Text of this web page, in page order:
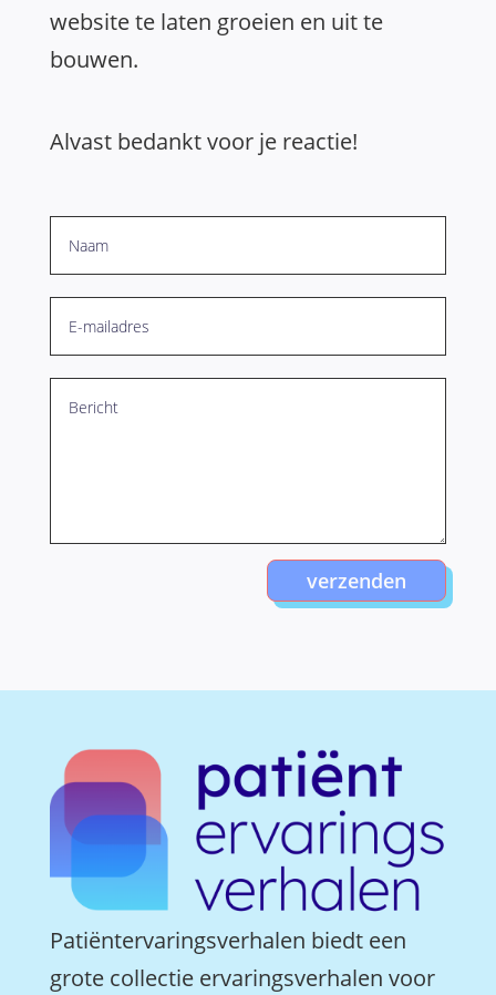
website te laten groeien en uit te
bouwen.
Alvast bedankt voor je reactie!
verzenden
Patiëntervaringsverhalen biedt een
grote collectie ervaringsverhalen voor